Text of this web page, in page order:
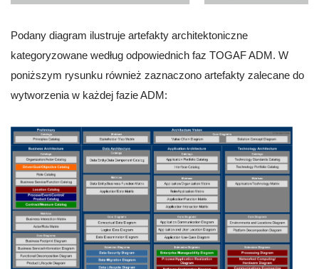
Podany diagram ilustruje artefakty architektoniczne
kategoryzowane według odpowiednich faz TOGAF ADM. W
poniższym rysunku również zaznaczono artefakty zalecane do
wytworzenia w każdej fazie ADM: